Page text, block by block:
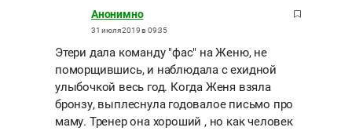
Анонимно
31 июля 2019 в 09:35
Этери дала команду "фас" на Женю, не
поморщившись, и наблюдала с ехидной
улыбочкой весь год. Когда Женя взяла
бронзу, выплеснула годовалое письмо про
маму. Тренер она хороший , но как человек